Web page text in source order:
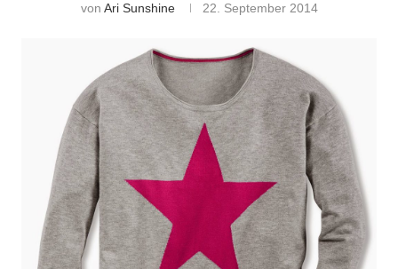
von Ari Sunshine 22. September 2014